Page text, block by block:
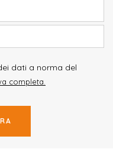
dati a norma del
completa.